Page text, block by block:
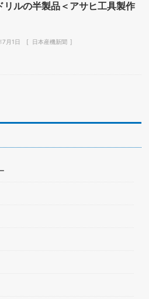
リルの半製品＜アサヒ工具製作
7月1日 日本産機新聞